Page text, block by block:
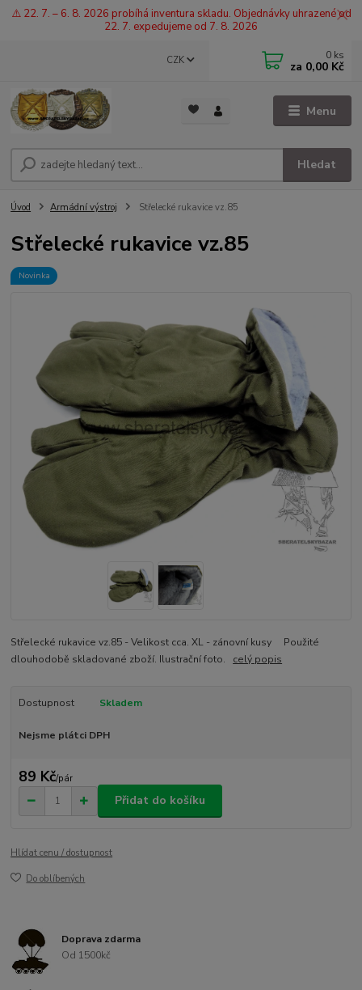
⚠️ 22. 7. – 6. 8. 2026 probíhá inventura skladu. Objednávky uhrazené od
22. 7. expedujeme od 7. 8. 2026
Menu
CZK
Hledat
0 ks
za 0,00 Kč
Úvod Armádní výstroj Střelecké rukavice vz.85
Střelecké rukavice vz.85
Novinka
Střelecké rukavice vz.85 - Velikost cca. XL - zánovní kusy Použité
dlouhodobě skladované zboží. Ilustrační foto. celý popis
Dostupnost Skladem
Nejsme plátci DPH
89 Kč/pár
Přidat do košíku
Hlídat cenu / dostupnost
Do oblíbených
Doprava zdarma
Od 1500kč